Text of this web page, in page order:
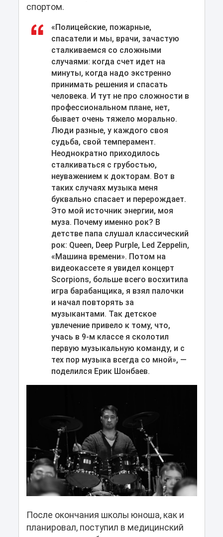
спортом.
«Полицейские, пожарные,
спасатели и мы, врачи, зачастую
сталкиваемся со сложными
случаями: когда счет идет на
минуты, когда надо экстренно
принимать решения и спасать
человека. И тут не про сложности в
профессиональном плане, нет,
бывает очень тяжело морально.
Люди разные, у каждого своя
судьба, свой темперамент.
Неоднократно приходилось
сталкиваться с грубостью,
неуважением к докторам. Вот в
таких случаях музыка меня
буквально спасает и перерождает.
Это мой источник энергии, моя
муза. Почему именно рок? В
детстве папа слушал классический
рок: Queen, Deep Purple, Led Zeppelin,
«Машина времени». Потом на
видеокассете я увидел концерт
Scorpions, больше всего восхитила
игра барабанщика, я взял палочки
и начал повторять за
музыкантами. Так детское
увлечение привело к тому, что,
учась в 9-м классе я сколотил
первую музыкальную команду, и с
тех пор музыка всегда со мной», —
поделился Ерик Шонбаев.
После окончания школы юноша, как и
планировал, поступил в медицинский